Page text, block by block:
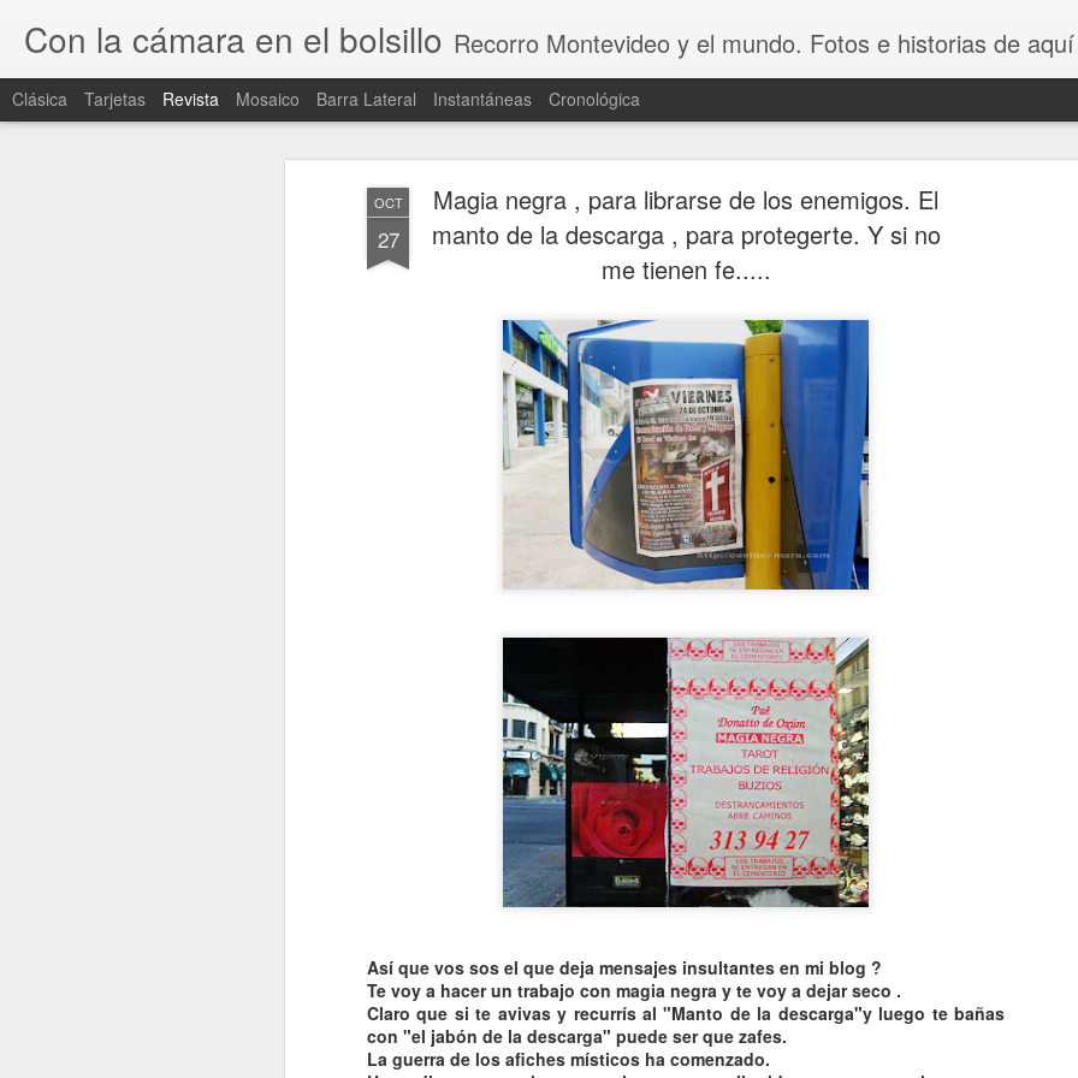
OCT
27
Magia negra , para librarse de los enemigos. El
manto de la descarga , para protegerte. Y si no
me tienen fe.....
Así que vos sos el que deja mensajes insultantes en mi blog ?
Te voy a hacer un trabajo con magia negra y te voy a dejar seco .
Claro que si te avivas y recurrísal "Manto de la descarga"y luego te bañas
con "el jabón de la descarga" puede ser que zafes.
La guerra de los afiches místicos ha comenzado.
Con la cámara en el bolsillo Recorro Montevideo y el mundo. Fotos e historias de
Clásica Tarjetas Revista Mosaico Barra Lateral Instantáneas Cronológica
AUG
20 INVENTOS
Dicen que LA PEREZA ES
INVENTOS. Y en este video
VISITA AL Castillo de
AUG
CAE OVNI EN